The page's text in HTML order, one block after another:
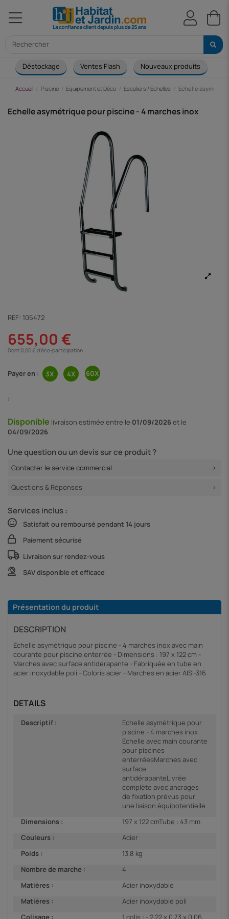
Déstockage Ventes Flash Nouveaux produits
Accueil Piscine Equipement et Déco Escaliers / Echelles Echelle
Echelle asymétrique pour piscine - 4 marches inox
REF: 105472
655,00 €
Dont 0,00 € d'éco-participation
Payer en :
:
Disponible livraison estimée entre le 01/09/2026et le
04/09/2026
Une question ou un devis sur ce produit ?
Contacter le service commercial
Questions & Réponses
Services inclus :
Satisfait ou remboursé pendant 14 jours
Paiement sécurisé
Livraison sur rendez-vous
SAV disponible et efficace
Présentation du produit
DESCRIPTION
Echelle asymétrique pour piscine - 4 marches inox avec main
courante pour piscine enterrée - Dimensions : 197 x 122 cm -
Marches avec surface antidérapante - Fabriquée en tube en
acier inoxydable poli - Coloris acier - Marches en acier AISI-316
DETAILS
Descriptif :
Echelle asymétrique pour
piscine - 4 marches inox
Echelle avec main courante
pour piscines
enterréesMarches avec
surface
antidérapanteLivrée
complète avec ancrages
de fixation prévus pour
une liaison équipotentielle
Dimensions :
197 x 122 cmTube : 43 mm
Couleurs :
Acier
Poids :
13.8 kg
Nombre de marche :
4
Matières :
Acier inoxydable
Matières :
Acier inoxydable poli
Colisage :
1 colis : - 2,22 x 0,73 x 0,06